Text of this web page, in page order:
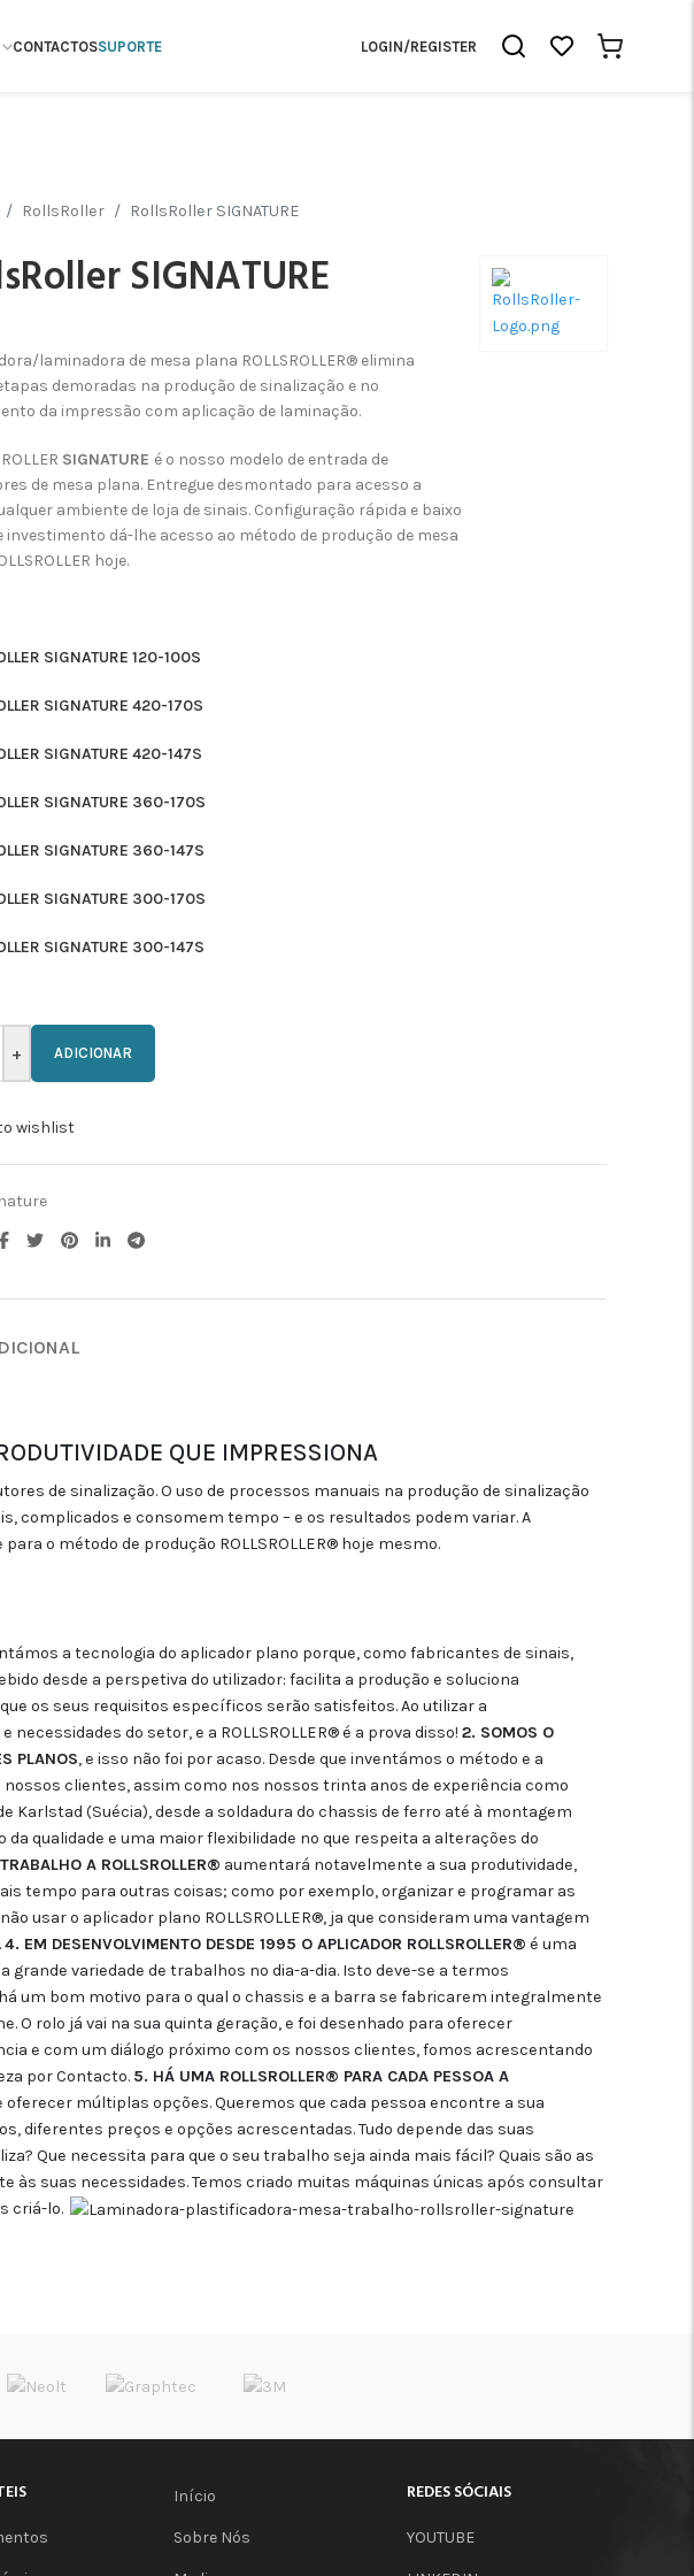
CONTACTOSSUPORTE LOGIN/REGISTER
RollsRoller RollsRoller SIGNATURE
SIGNATURE
laminadora de mesa plana ROLLSROLLER® elimina
demoradas na produção de sinalização e no
da impressão com aplicação de laminação.
SIGNATURE é o nosso modelo de entrada de
de mesa plana. Entregue desmontado para acesso a
ambiente de loja de sinais. Configuração rápida e baixo
investimento dá-lhe acesso ao método de produção de mesa
hoje.
SIGNATURE 120-100S
SIGNATURE 420-170S
SIGNATURE 420-147S
SIGNATURE 360-170S
SIGNATURE 360-147S
SIGNATURE 300-170S
SIGNATURE 300-147S
ADICIONAR
wishlist
QUE IMPRESSIONA
de sinalização. O uso de processos manuais na produção de sinalização
complicados e consomem tempo – e os resultados podem variar. A
o método de produção ROLLSROLLER® hoje mesmo.
a tecnologia do aplicador plano porque, como fabricantes de sinais,
desde a perspetiva do utilizador: facilita a produção e soluciona
os seus requisitos específicos serão satisfeitos. Ao utilizar a
do setor, e a ROLLSROLLER® é a prova disso! 2. SOMOS O
PLANOS, e isso não foi por acaso. Desde que inventámos o método e a
clientes, assim como nos nossos trinta anos de experiência como
Karlstad (Suécia), desde a soldadura do chassis de ferro até à montagem
qualidade e uma maior flexibilidade no que respeita a alterações do
A ROLLSROLLER® aumentará notavelmente a sua produtividade,
tempo para outras coisas; como por exemplo, organizar e programar as
usar o aplicador plano ROLLSROLLER®, ja que consideram uma vantagem
4. EM DESENVOLVIMENTO DESDE 1995 O APLICADOR ROLLSROLLER® é uma
grande variedade de trabalhos no dia-a-dia. Isto deve-se a termos
um bom motivo para o qual o chassis e a barra se fabricarem integralmente
rolo já vai na sua quinta geração, e foi desenhado para oferecer
e com um diálogo próximo com os nossos clientes, fomos acrescentando
por Contacto. 5. HÁ UMA ROLLSROLLER® PARA CADA PESSOA A
múltiplas opções. Queremos que cada pessoa encontre a sua
diferentes preços e opções acrescentadas. Tudo depende das suas
Que necessita para que o seu trabalho seja ainda mais fácil? Quais são as
às suas necessidades. Temos criado muitas máquinas únicas após consultar
criá-lo.
Início
Sobre Nós
REDES SÓCIAIS
YOUTUBE